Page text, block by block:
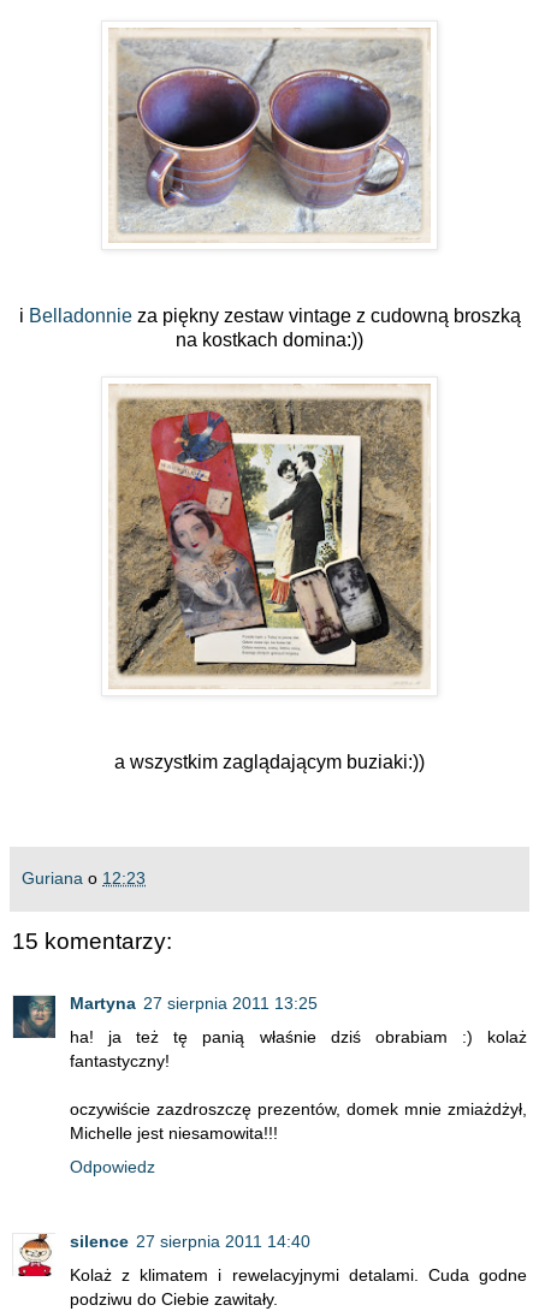
i Belladonnieza piękny zestaw vintage z cudowną broszką
na kostkach domina:))
a wszystkim zaglądającym buziaki:))
Guriana o 12:23
15 komentarzy:
Martyna 27 sierpnia 2011 13:25
ha! ja też tę panią właśnie dziś obrabiam :) kolaż
fantastyczny!
oczywiście zazdroszczę prezentów, domek mnie zmiażdżył,
Michelle jest niesamowita!!!
Odpowiedz
silence 27 sierpnia 2011 14:40
Kolaż z klimatem i rewelacyjnymi detalami. Cuda godne
podziwu do Ciebie zawitały.